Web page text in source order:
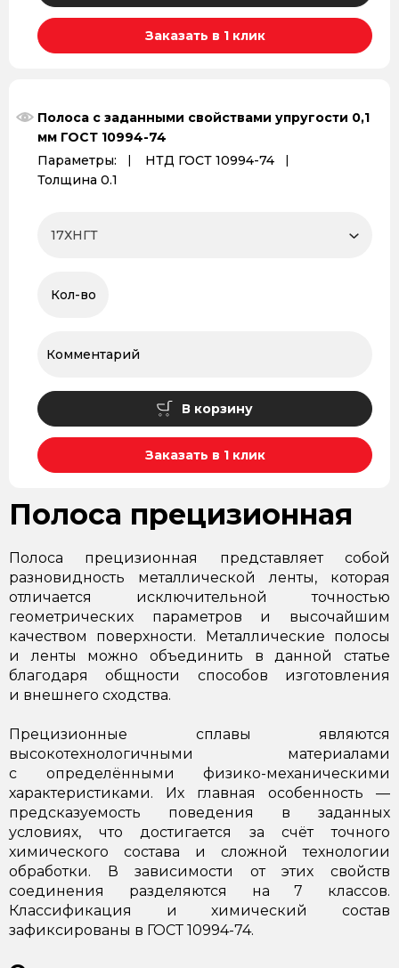
Заказать в 1 клик
Полоса с заданными свойствами упругости 0,1
мм ГОСТ 10994-74
Параметры:
НТД ГОСТ 10994-74
Толщина 0.1
В корзину
Заказать в 1 клик
Полоса прецизионная
Полоса прецизионная представляет собой
разновидность металлической ленты, которая
отличается исключительной точностью
геометрических параметров и высочайшим
качеством поверхности. Металлические полосы
и ленты можно объединить в данной статье
благодаря общности способов изготовления
и внешнего сходства.
Прецизионные сплавы являются
высокотехнологичными материалами
с определёнными физико-механическими
характеристиками. Их главная особенность —
предсказуемость поведения в заданных
условиях, что достигается за счёт точного
химического состава и сложной технологии
обработки. В зависимости от этих свойств
соединения разделяются на 7 классов.
Классификация и химический состав
зафиксированы в ГОСТ 10994-74.